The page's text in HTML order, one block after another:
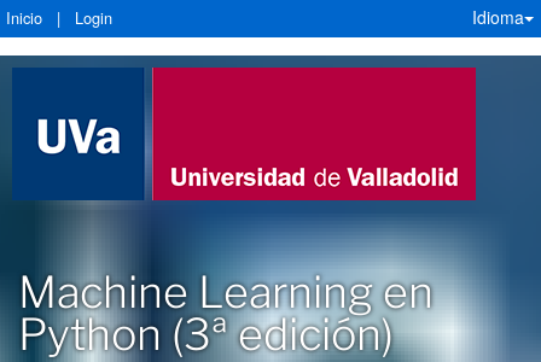
Inicio | Login Idioma
Machine Learning en
Python (3ª edición)